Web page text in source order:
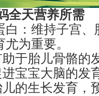
全天营养所需
白：维持子宫
为重要。
助于胎儿骨骼的
进宝宝大脑的发
儿的生长发育，